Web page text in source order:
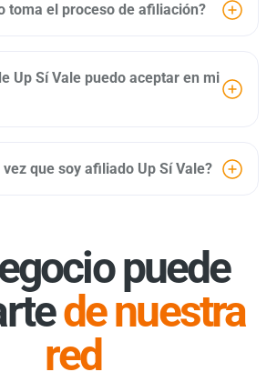
tu estado de cuenta CLABE
(solo si eres persona moral)
para facturación electrónica
de Domicilio
Bancario
toma el proceso de afiliación?
Up Sí Vale puedo aceptar en mi
vez que soy afiliado Up Sí Vale?
puede
de nuestra
red